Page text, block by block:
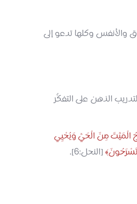
والأنفس وكلها تدعو إلى
الذهن على التفكُّر
الْمَيِّتَ مِنَ الْحَيِّ وَيُحْيِي
[النحل:6].